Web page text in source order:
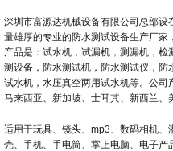
深圳市富源达机械设备有限公司总部
量雄厚的专业的防水测试设备生产厂
产品是：试水机，试漏机，测漏机，
测设备，防水测试机，防水测试仪，
试水机，水压真空两用试水机等。公司
马来西亚、新加坡、士耳其、新西兰、
适用于玩具、镜头、mp3、数码相机
壳、手机、手电筒、掌上电脑、电子